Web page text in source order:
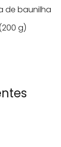
de baunilha
g)